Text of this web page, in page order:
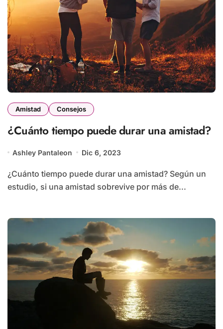
Amistad Consejos
¿Cuánto tiempo puede durar una amistad?
Ashley Pantaleon Dic 6, 2023
¿Cuánto tiempo puede durar una amistad? Según un
estudio, si una amistad sobrevive por más de...